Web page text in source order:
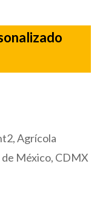
Agrícola
México, CDMX